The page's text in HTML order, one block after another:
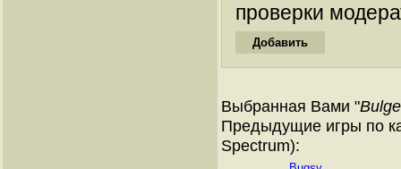
проверки
Выбранная Вами "Bulge
Предыдущие игры по
Spectrum):